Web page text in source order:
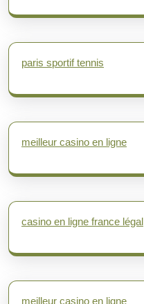
paris sportif tennis
meilleur casino en ligne
casino en ligne france légal
meilleur casino en ligne